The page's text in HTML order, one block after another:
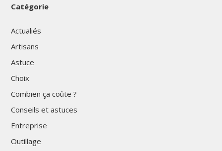
Catégorie
Actualiés
Artisans
Astuce
Choix
Combien ça coûte ?
Conseils et astuces
Entreprise
Outillage